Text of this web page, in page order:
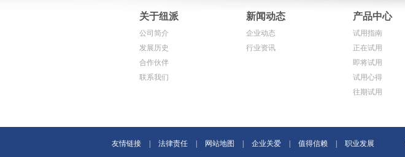
关于纽派
公司简介
发展历史
合作伙伴
联系我们
新闻动态
企业动态
行业资讯
产品中心
试用指南
正在试用
即将试用
试用心得
往期试用
友情链接 法律责任 网站地图 企业关爱 值得信赖 职业发展